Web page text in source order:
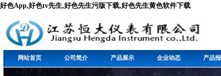
好色App,好色tv先生,好色先生污版下载,好色先生黄色软件下载
网站首页 公司简介 产品展示 企业动态 产品